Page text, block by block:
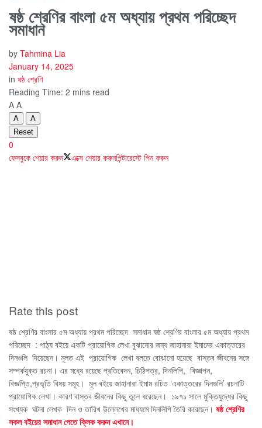
ষষ্ঠ শ্রেণির বাংলা ৫ম অধ্যায় প্রথম পরিচ্ছেদ
সমাধান
by Tahmina Lia
January 14, 2025
in ষষ্ঠ শ্রেণি
Reading Time: 2 mins read
A A
A
A
Reset
0
ফেসবুকে শেয়ার করুন
এক্সে শেয়ার করুনপিন্টারেস্টে পিন করুন
Rate this post
ষষ্ঠ শ্রেণির বাংলার ৫ম অধ্যায় প্রথম পরিচ্ছেদ সমাধানষষ্ঠ শ্রেণির বাংলার ৫ম অধ্যায় প্রথম
পরিচ্ছেদ : পাঠ্য বইয়ে একটি প্রায়োগিক লেখা বুঝানোর জন্য জাহানারা ইমামের একাত্তরের
দিনগুলি দিয়েছেন। মূলত এই প্রায়োগিক লেখা বলতে বোঝানো হয়েছে বাস্তব জীবনের সঙ্গে
সম্পর্কযুক্ত রচনা। এর মধ্যে রয়েছে প্রতিবেদন, চিঠিপত্র, দিনলিপি, বিজ্ঞাপন,
বিজ্ঞপ্তি,প্রভৃতি বিষয় সমূহ। মূল বইয়ে জাহানারা ইমাম রচিত ‘একাত্তরের দিনগুলি’ রচনাটি
প্রায়োগিক লেখা। কারণ বাস্তব জীবনের কিছু তুলে ধরেছেন। ১৯৭১ সালে মুক্তিযুদ্ধের কিছু
সংখ্যক ঘটনা লেখক দিন ও তারিখ উল্লেখের মাধ্যমে দিনলিপি তৈরি করেছেন। ষষ্ঠ শ্রেণির
সকল বইয়ের সমাধান পেতে ক্লিক করুন এখানে।